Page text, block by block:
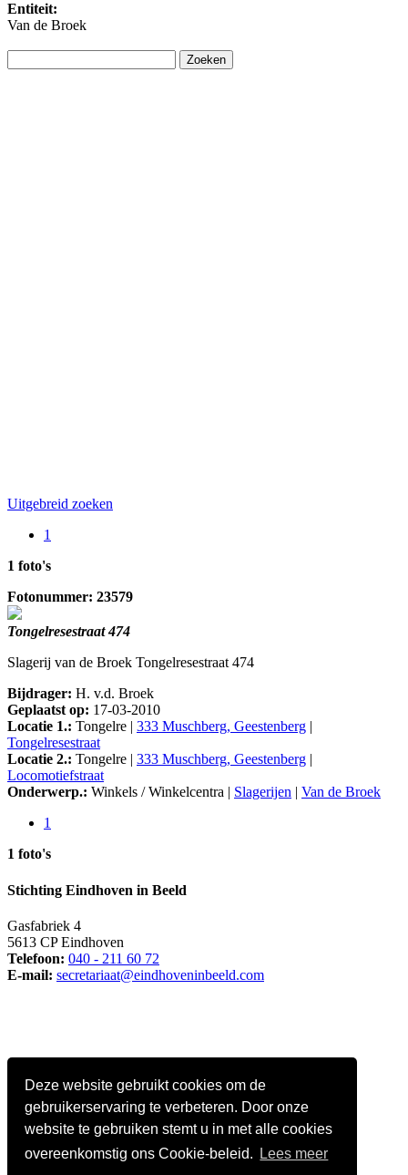
Deze website gebruikt cookies om de
gebruikerservaring te verbeteren. Door onze
website te gebruiken stemt u in met alle cookies
overeenkomstig ons Cookie-beleid.
Lees meer
Entiteit:
Van de Broek
Uitgebreid zoeken
1
1 foto's
Fotonummer: 23579
Tongelresestraat 474
Slagerij van de Broek Tongelresestraat 474
Bijdrager: H. v.d. Broek
Geplaatst op: 17-03-2010
Locatie 1.: Tongelre | 333 Muschberg, Geestenberg |
Tongelresestraat
Locatie 2.: Tongelre | 333 Muschberg, Geestenberg |
Locomotiefstraat
Onderwerp.: Winkels / Winkelcentra | Slagerijen | Van de Broek
1
1 foto's
Stichting Eindhoven in Beeld
Gasfabriek 4
5613 CP Eindhoven
Telefoon: 040 - 211 60 72
E-mail: secretariaat@eindhoveninbeeld.com